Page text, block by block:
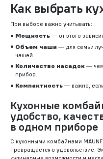
Как выбрать
При выборе важно учитывать:
Мощность — от этого
Объем чаши — для семьи
чашей.
Количество насадок — чем
прибор.
Компактность — важно,
Кухонные
удобство,
в одном приборе
С кухонными комбайнами
превращается в удовольствие.